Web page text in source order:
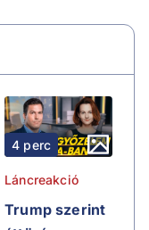
4 perc
Láncreakció
Trump szerint